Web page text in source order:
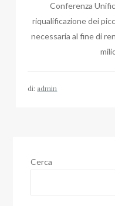
Conferenza
riqualificazione dei
necessaria al fine di
di: admin
Cerca